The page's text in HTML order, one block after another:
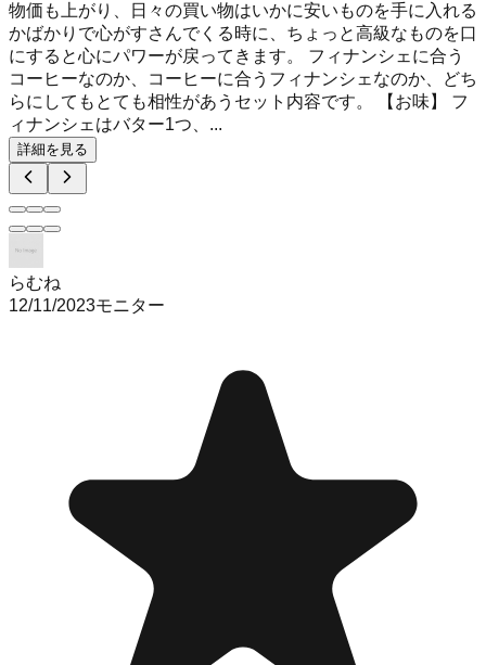
物価も上がり、日々の買い物はいかに安いものを手に入れる
かばかりで心がすさんでくる時に、ちょっと高級なものを口
にすると心にパワーが戻ってきます。 フィナンシェに合う
コーヒーなのか、コーヒーに合うフィナンシェなのか、どち
らにしてもとても相性があうセット内容です。 【お味】 フ
ィナンシェはバター1つ、...
詳細を見る
らむね
12/11/2023モニター